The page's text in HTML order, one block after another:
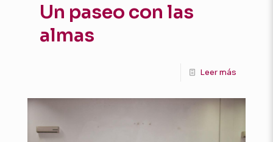
Un paseo con las
almas
Leer más